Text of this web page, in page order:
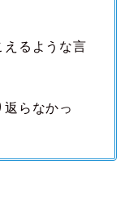
えるような言
返らなかっ